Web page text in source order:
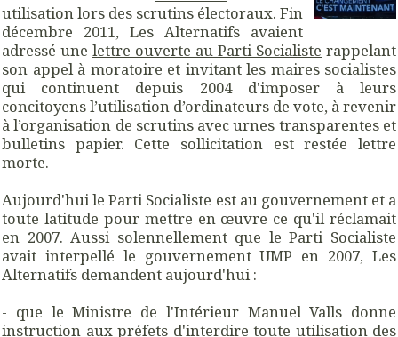
utilisation lors des scrutins électoraux. Fin
décembre 2011, Les Alternatifs avaient
adressé une lettre ouverte au Parti Socialiste rappelant
son appel à moratoire et invitant les maires socialistes
qui continuent depuis 2004 d'imposer à leurs
concitoyens l’utilisation d’ordinateurs de vote, à revenir
à l’organisation de scrutins avec urnes transparentes et
bulletins papier. Cette sollicitation est restée lettre
morte.
Aujourd'hui le Parti Socialiste est au gouvernement et a
toute latitude pour mettre en œuvre ce qu'il réclamait
en 2007. Aussi solennellement que le Parti Socialiste
avait interpellé le gouvernement UMP en 2007, Les
Alternatifs demandent aujourd'hui :
- que le Ministre de l'Intérieur Manuel Valls donne
instruction aux préfets d'interdire toute utilisation des